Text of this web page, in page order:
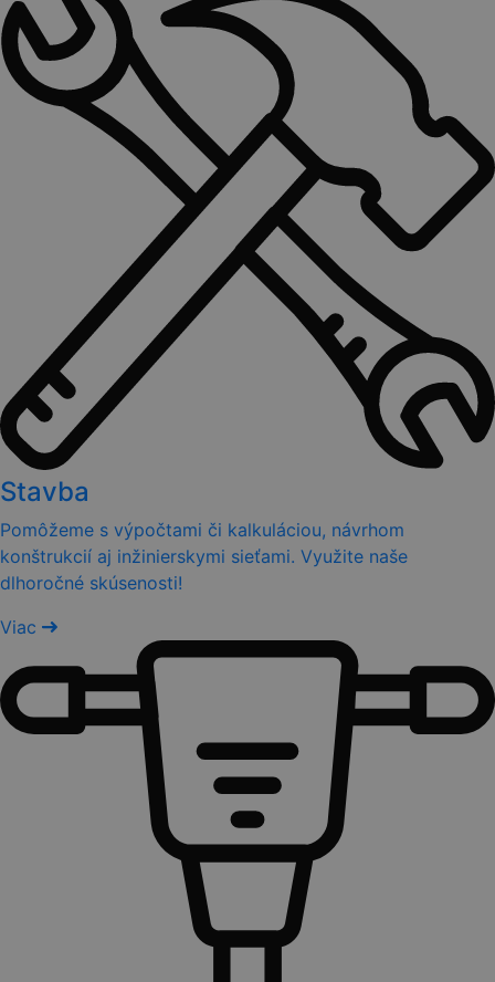
Stavba
Pomôžeme s výpočtami či kalkuláciou, návrhom
konštrukcií aj inžinierskymi sieťami. Využite naše
dlhoročné skúsenosti!
Viac